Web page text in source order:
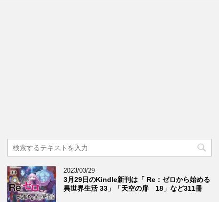
2023/03/29
3月29日のKindle新刊は「 Re：ゼロから始める
異世界生活 33」「天空の扉 18」など311冊